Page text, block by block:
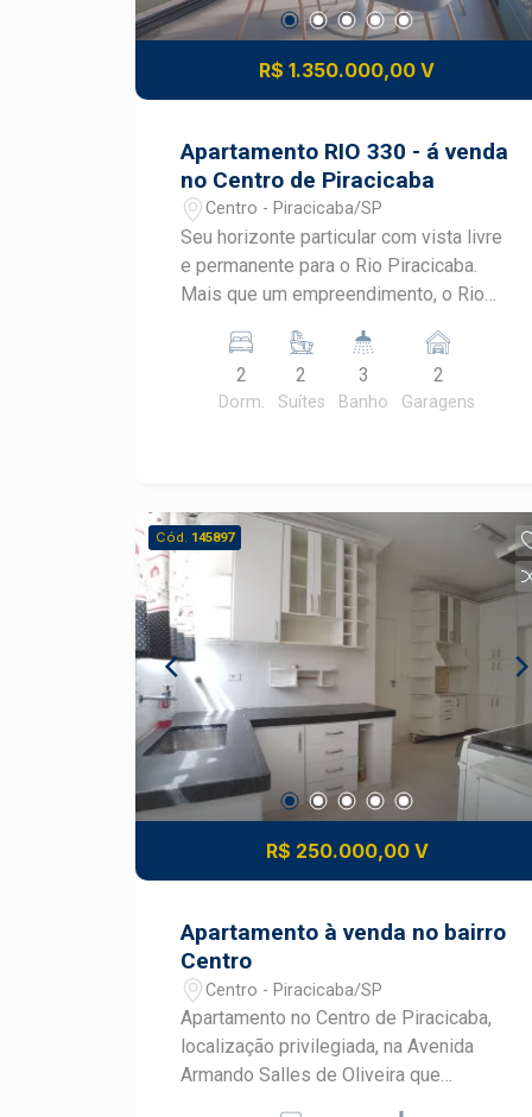
R$ 1.350.000,00 V
Apartamento RIO 330 - á venda
no Centro de Piracicaba
Centro - Piracicaba/SP
Seu horizonte particular com vista livre
e permanente para o Rio Piracicaba.
Mais que um empreendimento, o Rio
cidade, uma obra capaz de despertar
admiração e fascínio. Apartamento na
planta com 87m², 2 dormitórios sendo 2
conforto, lazer completo e valorização.
Fotos meramente ilustrativas. Diversão
Garantida: O Rio 330 conta com
espaços externos, como se fossem a
extensão do apartamento, que
proporcionam momentos de satisfação
e segurança para crianças, pets e a
família toda. Mais informações e
detalhes, consulte um especialista
Frias Neto!
2
Dorm.
2
Suítes
3
Banho
2
Garagens
Cód. 145897
R$ 250.000,00 V
Apartamento à venda no bairro
Centro
Centro - Piracicaba/SP
Apartamento no Centro de Piracicaba,
localização privilegiada, na Avenida
Armando Salles de Oliveira que